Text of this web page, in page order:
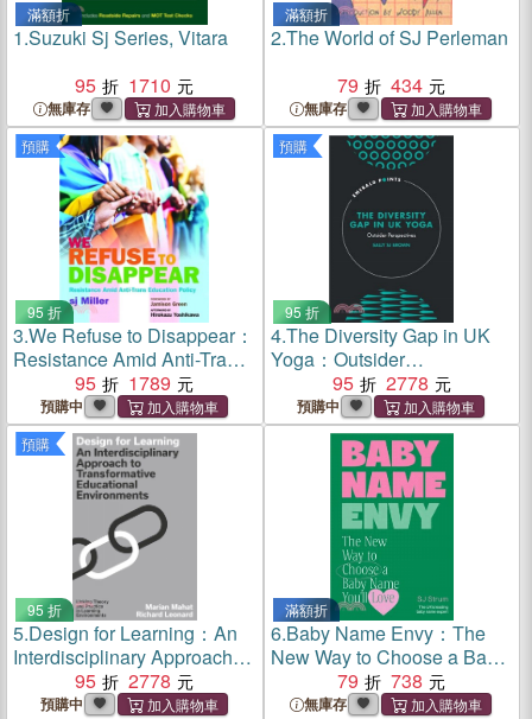
滿額折
1.Suzuki Sj Series, Vitara
95
1710
無庫存
滿額折
2.The World of SJ Perleman
79
434
無庫存
預購
95 折
3.We Refuse to Disappear：
Resistance Amid Anti-Trans
Education Policy
95 1789
預購中
預購
95 折
4.The Diversity Gap in UK
Yoga：Outsider
Perspectives
95 2778
預購中
預購
95 折
5.Design for Learning：An
Interdisciplinary Approach to
Transformative Learning
Environments
95 2778
預購中
滿額折
6.Baby Name Envy：The
New Way to Choose a Baby
Name You’ll Love
79 738
無庫存